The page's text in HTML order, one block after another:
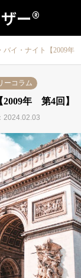
ー®
バイ・ナイト【2009年
ーコラム
年 第4回】
2024.02.03